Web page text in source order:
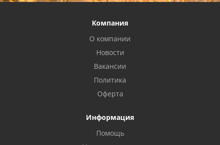
Компания
О компании
Новости
Вакансии
Политика
Оферта
Информация
Помощь